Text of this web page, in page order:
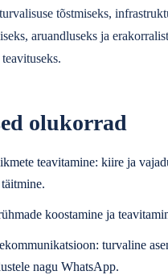
tõstmiseks,
aruandluseks ja
olukorrad
teavitamine: kiire ja
koostamine ja
turvaline
nagu WhatsApp.